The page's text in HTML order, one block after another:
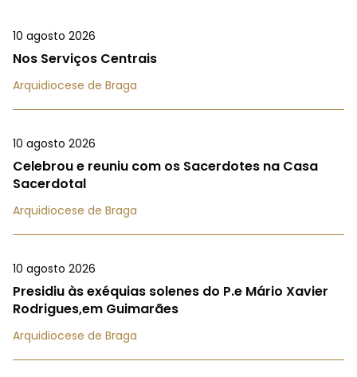
10 agosto 2026
Nos Serviços Centrais
Arquidiocese de Braga
10 agosto 2026
Celebrou e reuniu com os Sacerdotes na Casa
Sacerdotal
Arquidiocese de Braga
10 agosto 2026
Presidiu às exéquias solenes do P.e Mário Xavier
Rodrigues,em Guimarães
Arquidiocese de Braga